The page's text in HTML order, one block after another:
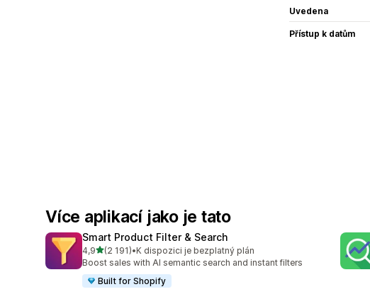
Uvedena
Přístup k datům
Více aplikací jako je tato
Smart Product Filter & Search
4,9z 5 hvězd
(2 191)
Celkový počet recenzí: 2191
•K dispozici je bezplatný plán
Boost sales with AI semantic search and instant filters
Built for Shopify